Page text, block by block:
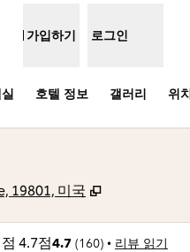
가입하기 로그인
호텔 정보 갤러리 위치
19801, 미국 ,
4.7 (160) • 리뷰 읽기